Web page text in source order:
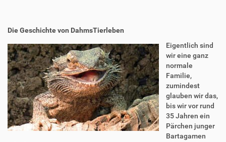
Die Geschichte von DahmsTierleben
Eigentlich sind
wir eine ganz
normale
Familie,
zumindest
glauben wir das,
bis wir vor rund
35 Jahren ein
Pärchen junger
Bartagamen